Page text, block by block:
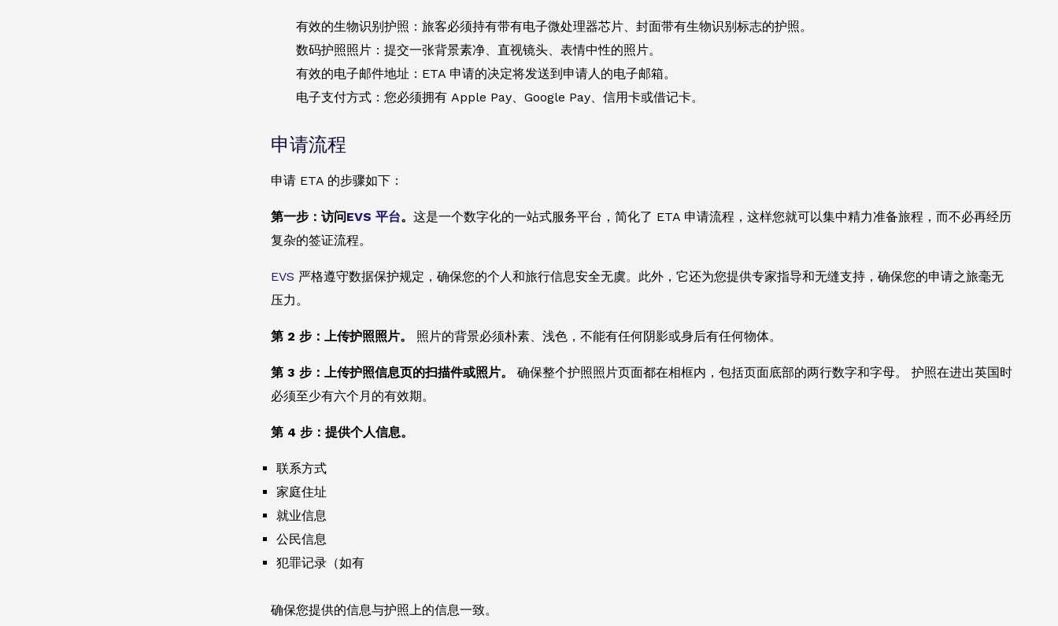
有效的生物识别护照：旅客必须持有带有电子微处理器芯片、封面带有生物识别标志的护照。
数码护照照片：提交一张背景素净、直视镜头、表情中性的照片。
有效的电子邮件地址：ETA 申请的决定将发送到申请人的电子邮箱。
电子支付方式：您必须拥有 Apple Pay、Google Pay、信用卡或借记卡。
申请流程
申请 ETA 的步骤如下：
第一步：访问EVS 平台。 这是一个数字化的一站式服务平台，简化了 ETA 申请流程，这样您就可以集中精力准备旅程，而不必再经历
复杂的签证流程。
EVS 严格遵守数据保护规定，确保您的个人和旅行信息安全无虞。此外，它还为您提供专家指导和无缝支持，确保您的申请之旅毫无
压力。
第 2 步：上传护照照片。 照片的背景必须朴素、浅色，不能有任何阴影或身后有任何物体。
第 3 步：上传护照信息页的扫描件或照片。 确保整个护照照片页面都在相框内，包括页面底部的两行数字和字母。 护照在进出英国时
必须至少有六个月的有效期。
第 4 步：提供个人信息。
联系方式
家庭住址
就业信息
公民信息
犯罪记录（如有
确保您提供的信息与护照上的信息一致。